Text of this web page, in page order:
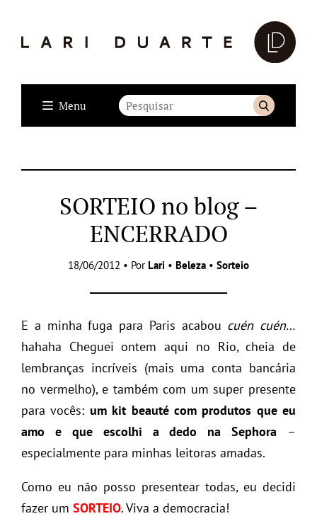
Menu
SORTEIO no blog –
ENCERRADO
18/06/2012 • Por Lari • Beleza • Sorteio
E a minha fuga para Paris acabou cuén cuén…
hahaha Cheguei ontem aqui no Rio, cheia de
lembranças incríveis (mais uma conta bancária
no vermelho), e também com um super presente
para vocês: um kit beauté com produtos que eu
amo e que escolhi a dedo na Sephora –
especialmente para minhas leitoras amadas.
Como eu não posso presentear todas, eu decidi
fazer um SORTEIO. Viva a democracia!